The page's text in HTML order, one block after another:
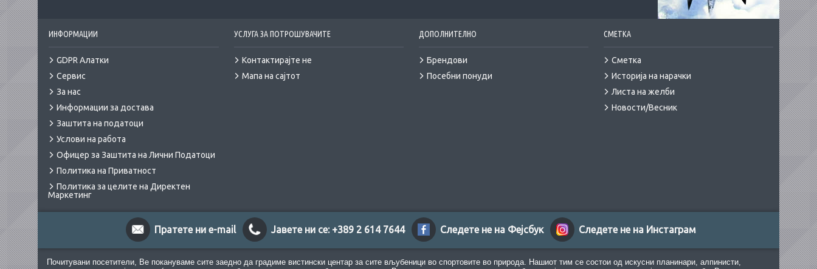
ИНФОРМАЦИИ
GDPR Алатки
Сервис
За нас
Информации за достава
Заштита на податоци
Услови на работа
Офицер за Заштита на Лични Податоци
Политика на Приватност
Политика за целите на Директен
Маркетинг
УСЛУГА ЗА ПОТРОШУВАЧИТЕ
Контактирајте не
Мапа на сајтот
ДОПОЛНИТЕЛНО
Брендови
Посебни понуди
СМЕТКА
Сметка
Историја на нарачки
Листа на желби
Новости/Весник
Пратете ни e-mail Јавете ни се: +389 2 614 7644 Следете не на Фејсбук Следете не на Инстаграм
Почитувани посетители, Ве покануваме сите заедно да градиме вистински центар за сите вљубеници во спортовите во природа. Нашиот тим се состои од искусни планинари, алпинисти,